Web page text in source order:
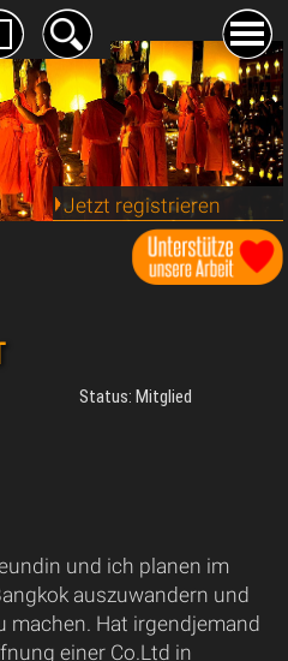
Jetzt registrieren
Status: Mitglied
und ich planen im
auszuwandern und
Hat irgendjemand
einer Co.Ltd in